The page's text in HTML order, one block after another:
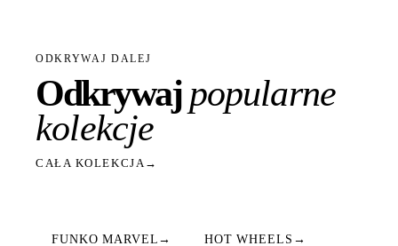
ODKRYWAJ DALEJ
Odkrywajpopularne
kolekcje
CAŁA KOLEKCJA→
FUNKO MARVEL → HOT WHEELS →